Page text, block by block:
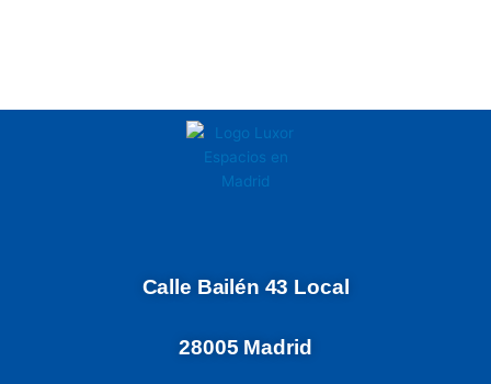
Calle Bailén 43 Local
28005 Madrid